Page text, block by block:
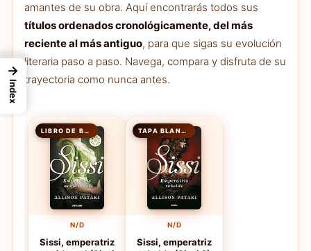
amantes de su obra. Aquí encontrarás todos sus
títulos ordenados cronológicamente, del más
reciente al más antiguo, para que sigas su evolución
literaria paso a paso. Navega, compara y disfruta de su
trayectoria como nunca antes.
LIBRO DE BOLSILLO
N/D
Sissi, emperatriz
TAPA BLANDA
N/D
Sissi, emperatriz
→
Index